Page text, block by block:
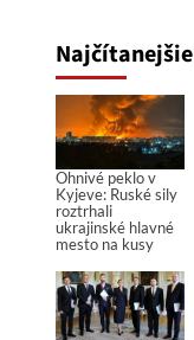
Najčítanejšie
Ohnivé peklo v
Kyjeve: Ruské sily
roztrhali
ukrajinské hlavné
mesto na kusy